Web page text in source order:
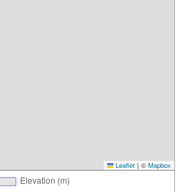
Leaflet | ©Mapbox